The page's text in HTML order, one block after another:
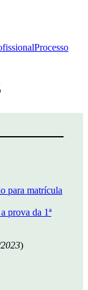
Processo
para matrícula
prova da 1ª
)